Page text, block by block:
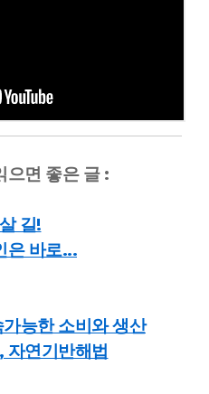
으면 좋은 글 :
길!
은 바로...
능한 소비와 생산
자연기반해법